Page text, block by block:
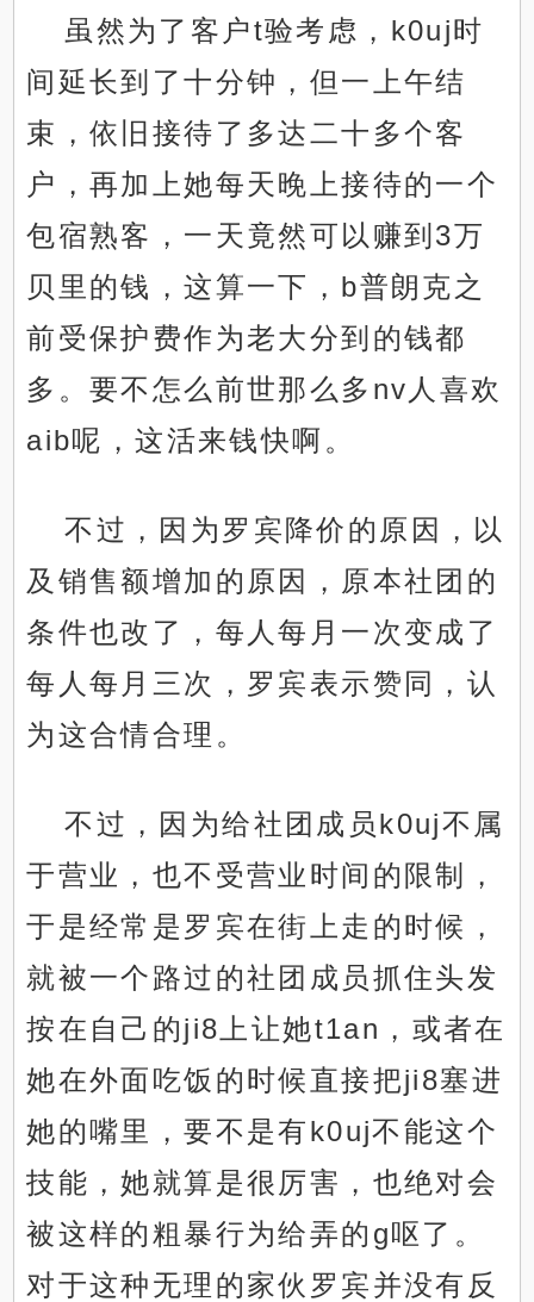
虽然为了客户t验考虑，k0uj时
间延长到了十分钟，但一上午结
束，依旧接待了多达二十多个客
户，再加上她每天晚上接待的一个
包宿熟客，一天竟然可以赚到3万
贝里的钱，这算一下，b普朗克之
前受保护费作为老大分到的钱都
多。要不怎么前世那么多nv人喜欢
aib呢，这活来钱快啊。
不过，因为罗宾降价的原因，以
及销售额增加的原因，原本社团的
条件也改了，每人每月一次变成了
每人每月三次，罗宾表示赞同，认
为这合情合理。
不过，因为给社团成员k0uj不属
于营业，也不受营业时间的限制，
于是经常是罗宾在街上走的时候，
就被一个路过的社团成员抓住头发
按在自己的ji8上让她t1an，或者在
她在外面吃饭的时候直接把ji8塞进
她的嘴里，要不是有k0uj不能这个
技能，她就算是很厉害，也绝对会
被这样的粗暴行为给弄的g呕了。
对于这种无理的家伙罗宾并没有反